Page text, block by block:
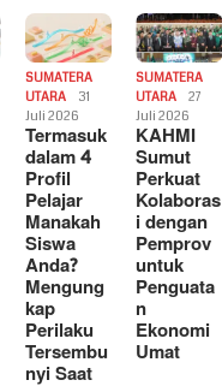
SUMATERA
UTARA
31
Juli 2026
Termasuk
dalam 4
Profil
Pelajar
Manakah
Siswa
Anda?
Mengung
kap
Perilaku
Tersembu
nyi Saat
SUMATERA
UTARA
27
Juli 2026
KAHMI
Sumut
Perkuat
Kolaboras
i dengan
Pemprov
untuk
Penguata
n
Ekonomi
Umat